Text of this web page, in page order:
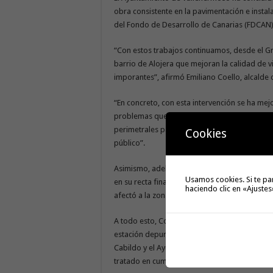
obra consistente en la pavimentación e
del Fondo de Desarrollo de Canarias
“Con estos trabajos continuamos, desde el
barrio de Alojera que mejoran la calidad de
imporantes”, afirmó Emiliano Coello, alcalde
“En concreto, con esta intervención se ha
problemas que presentaba la zona. Entre
perimetrales para mejorar la seguridad o la
público”.
Asimismo, adelantó que los trabajos de
en su recta final, devolviendo el espacio a la
afectó a la zona.
A todo esto, Coello recordó que también en
estación depuradora de aguas residuales,
Cabildo y el Ayuntamiento, para la
tratado en cumplimiento con la legislación
Cookies
Usamos cookies. Si te
haciendo clic en